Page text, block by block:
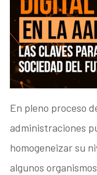
En pleno proceso
administraciones
homogeneizar su
algunos